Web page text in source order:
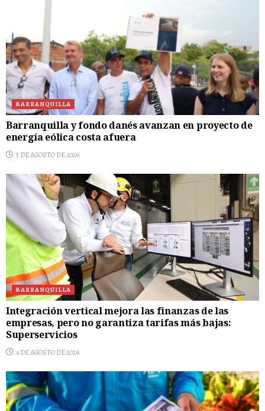
BARRANQUILLA
Barranquilla y fondo danés avanzan en proyecto de
energía eólica costa afuera
5 DE AGOSTO DE 2026
BARRANQUILLA
Integración vertical mejora las finanzas de las
empresas, pero no garantiza tarifas más bajas:
Superservicios
4 DE AGOSTO DE 2026